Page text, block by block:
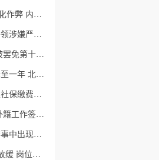
河南“三支一扶”考试规模化作弊 内外勾结提前获取试卷
全国人大常委会：六名将领涉嫌严重违纪违法 被罢免全国人大代表
因严重违纪违法 李云泽被罢免第十四届全国人大代表职务
非京籍五环内购房社保降至一年 北京市公积金最高可贷340万元
【周刊提前读】各地狠抓社保缴费基数 合规与企业减负如何平衡？
海外金融专才回流香港 外籍工作签证翻倍
财新闻｜青少年乒乓球赛事中出现严重赛风赛纪问题，乒协发文
7月美国劳动力市场意外放缓 岗位减少2.3万个失业率降至4.1%